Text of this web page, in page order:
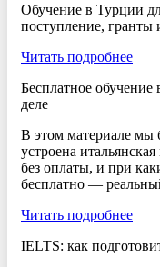
Обучение в Турции
поступление, гранты
Читать подробнее
Бесплатное обучение
деле
В этом материале мы
устроена
без оплаты, и при
бесплатно —
Читать подробнее
IELTS: как